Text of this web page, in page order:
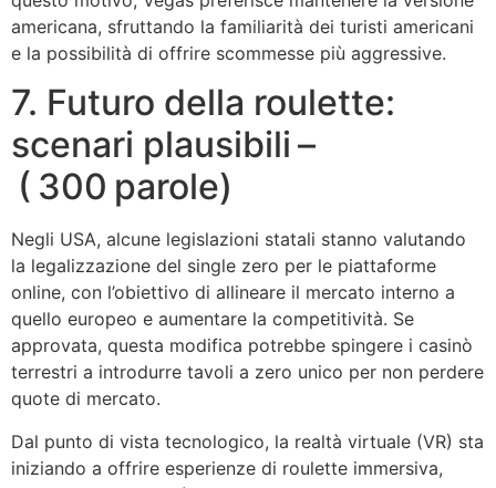
americana, sfruttando la familiarità dei turisti americani
e la possibilità di offrire scommesse più aggressive.
7. Futuro della roulette:
scenari plausibili –
( 300 parole)
Negli USA, alcune legislazioni statali stanno valutando
la legalizzazione del single zero per le piattaforme
online, con l’obiettivo di allineare il mercato interno a
quello europeo e aumentare la competitività. Se
approvata, questa modifica potrebbe spingere i casinò
terrestri a introdurre tavoli a zero unico per non perdere
quote di mercato.
Dal punto di vista tecnologico, la realtà virtuale (VR) sta
iniziando a offrire esperienze di roulette immersiva,